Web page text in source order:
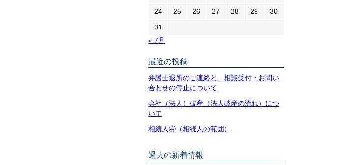
« 7月
24
25 26 27 28 29
30
31
最近の投稿
弁護士退所のご連絡と、相談受付・お問い
合わせの停止について
会社（法人）破産（法人破産の流れ）につ
いて
相続人④（相続人の範囲）
過去の新着情報